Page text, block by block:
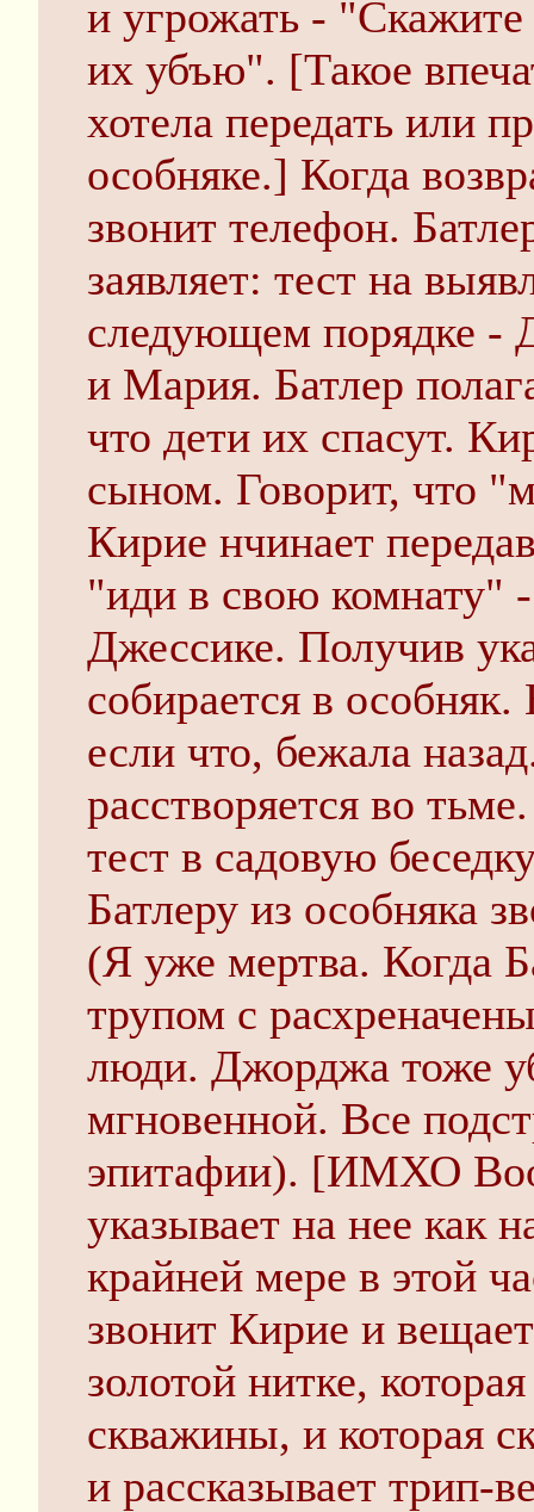
и угрожать -
их убъю". [Такое
хотела передать или
особняке.] Когда
звонит телефон.
заявляет: тест на
следующем порядке -
и Мария. Батлер
что дети их спасут.
сыном. Говорит, что
Кирие нчинает
"иди в свою комнату" -
Джессике. Получив
собирается в
если что, бежала
расстворяется во
тест в садовую
Батлеру из особняка
(Я уже мертва. Когда
трупом с
люди. Джорджа тоже
мгновенной. Все
эпитафии). [ИМХО
указывает на нее как
крайней мере в этой
звонит Кирие и
золотой нитке,
скважины, и которая
и рассказывает трип-